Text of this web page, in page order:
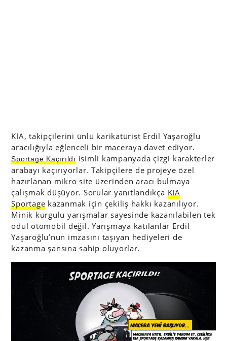
KIA, takipçilerini ünlü karikatürist Erdil Yaşaroğlu
aracılığıyla eğlenceli bir maceraya davet ediyor.
Sportage Kaçırıldıisimli kampanyada çizgi karakterler
arabayı kaçırıyorlar. Takipçilere de projeye özel
hazırlanan mikro site üzerinden aracı bulmaya
çalışmak düşüyor. Sorular yanıtlandıkça KIA
Sportage kazanmak için çekiliş hakkı kazanılıyor.
Minik kurgulu yarışmalar sayesinde kazanılabilen tek
ödül otomobil değil. Yarışmaya katılanlar Erdil
Yaşaroğlu’nun imzasını taşıyan hediyeleri de
kazanma şansına sahip oluyorlar.